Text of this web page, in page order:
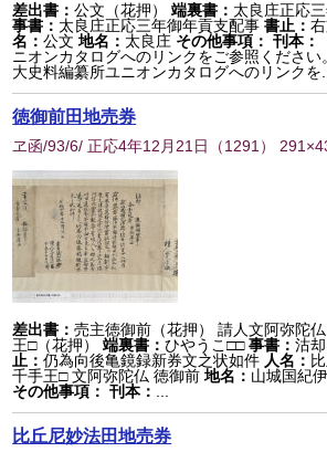
差出書：公文（花押） 端裏書： 太良庄正応
事書： 太良庄正応三年御年貢支配事書止：
名：公文 地名： 太良庄 その他事項： 刊本：
ニオンカタログへのリンクをご参照ください
大史料編纂所ユニオンカタログへのリンクを...
徳御前田地売券
ヱ函/93/6/ 正応4年12月21日 （1291 ）
差出書：売主徳御前（花押） 請人文阿弥陀
王□（花押）
端裏書：ひやうこ□□ 事書：沽
止：仍為向後亀鏡録新券文之状如件 人名：
千手王□ 文阿弥陀仏 徳御前 地名： 山城国紀
その他事項： 刊本：
比丘尼妙法田地売券